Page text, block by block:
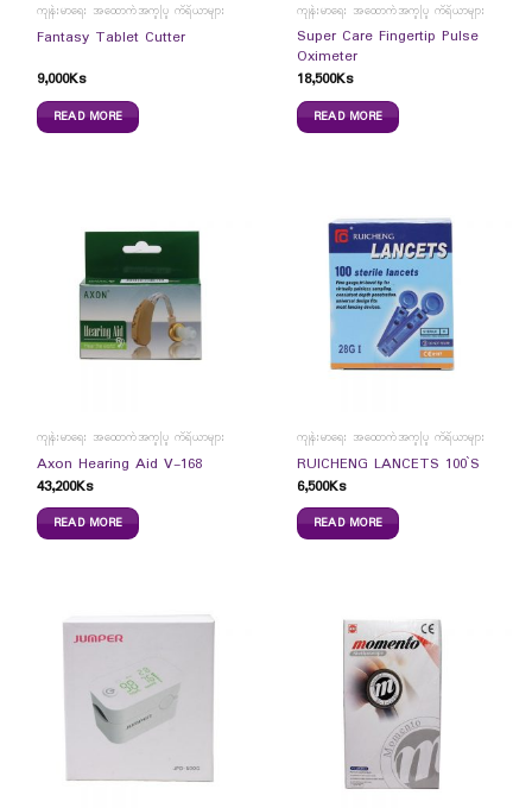
ကျန်းမာရေး အထောက်အကူပြု ကိရိယာများ
Fantasy Tablet Cutter
9,000Ks
READ MORE
ကျန်းမာရေး အထောက်အကူပြု ကိရိယာများ
Super Care Fingertip Pulse
Oximeter
18,500Ks
READ MORE
ကျန်းမာရေး အထောက်အကူပြု ကိရိယာများ
Axon Hearing Aid V-168
43,200Ks
READ MORE
ကျန်းမာရေး အထောက်အကူပြု ကိရိယာများ
RUICHENG LANCETS 100`S
6,500Ks
READ MORE